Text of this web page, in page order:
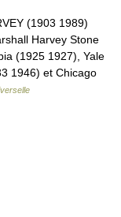
(1903 1989)
Harvey Stone
(1925 1927), Yale
1946) et Chicago